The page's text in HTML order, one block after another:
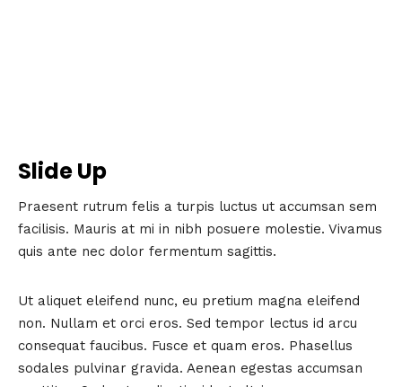
Slide Up
Praesent rutrum felis a turpis luctus ut accumsan sem
facilisis. Mauris at mi in nibh posuere molestie. Vivamus
quis ante nec dolor fermentum sagittis.
Ut aliquet eleifend nunc, eu pretium magna eleifend
non. Nullam et orci eros. Sed tempor lectus id arcu
consequat faucibus. Fusce et quam eros. Phasellus
sodales pulvinar gravida. Aenean egestas accumsan